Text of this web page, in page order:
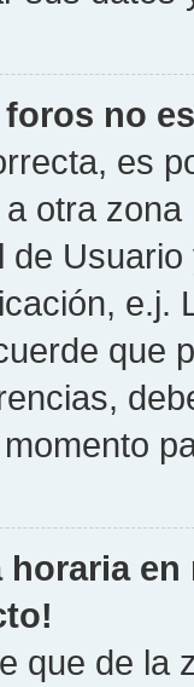
foros no
es
otra
de
e.j.
que
horaria
que de la